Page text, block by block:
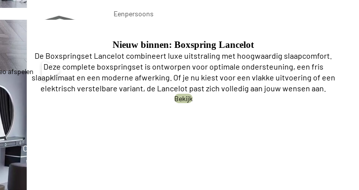
Bedding
Stapel
bedden
Eenpersoons
Budget Boxsprings
Premium Boxsprings
Opberg Boxsprings
afspelen
Nieuw binnen: Boxspring Lancelot
De Boxspringset Lancelot combineert luxe uitstraling met hoogwaardig slaapcomfort.
Deze complete boxspringset is ontworpen voor optimale ondersteuning, een fris
slaapklimaat en een moderne afwerking. Of je nu kiest voor een vlakke uitvoering of een
elektrisch verstelbare variant, de Lancelot past zich volledig aan jouw wensen aan.
Bekijk